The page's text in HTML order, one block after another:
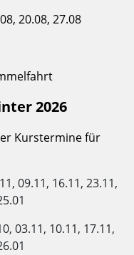
20.08, 27.08
2026
Kurstermine für
09.11, 16.11, 23.11,
03.11, 10.11, 17.11,